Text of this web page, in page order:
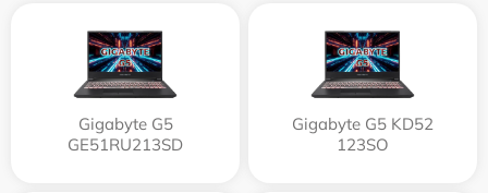
Gigabyte G5
GE51RU213SD
Gigabyte G5 KD52
123SO